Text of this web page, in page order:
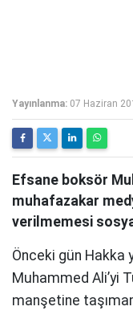
Yayınlanma: 07 Haziran
Efsane boksör
muhafazakar
verilmemesi
Önceki gün Hakka
Muhammed Ali’yi
manşetine